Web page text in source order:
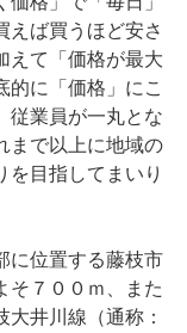
えば買うほど安さ
えて「価格が最大
的に「価格」にこ
従業員が一丸とな
まで以上に地域の
を目指してまいり
に位置する藤枝市
そ７００ｍ、また
井川線（通称：